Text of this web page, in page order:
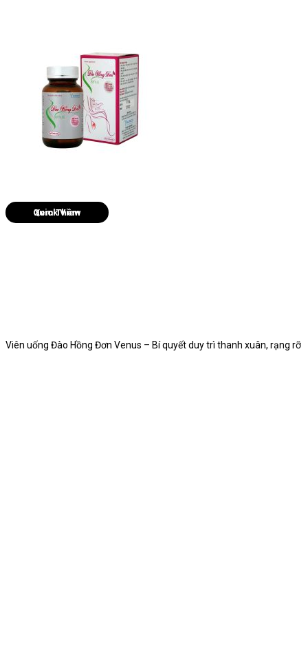
Quick View
Viên uống Đào Hồng Đơn Venus – Bí quyết duy trì thanh xuân, rạng rỡ